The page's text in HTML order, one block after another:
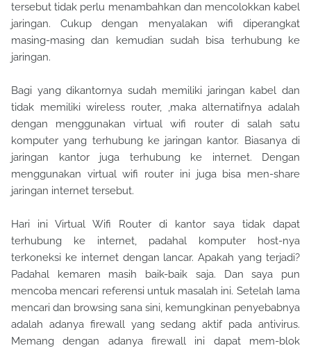
tersebut tidak perlu menambahkan dan mencolokkan kabel
jaringan. Cukup dengan menyalakan wifi diperangkat
masing-masing dan kemudian sudah bisa terhubung ke
jaringan.
Bagi yang dikantornya sudah memiliki jaringan kabel dan
tidak memiliki wireless router, ,maka alternatifnya adalah
dengan menggunakan virtual wifi router di salah satu
komputer yang terhubung ke jaringan kantor. Biasanya di
jaringan kantor juga terhubung ke internet. Dengan
menggunakan virtual wifi router ini juga bisa men-share
jaringan internet tersebut.
Hari ini Virtual Wifi Router di kantor saya tidak dapat
terhubung ke internet, padahal komputer host-nya
terkoneksi ke internet dengan lancar. Apakah yang terjadi?
Padahal kemaren masih baik-baik saja. Dan saya pun
mencoba mencari referensi untuk masalah ini. Setelah lama
mencari dan browsing sana sini, kemungkinan penyebabnya
adalah adanya firewall yang sedang aktif pada antivirus.
Memang dengan adanya firewall ini dapat mem-blok